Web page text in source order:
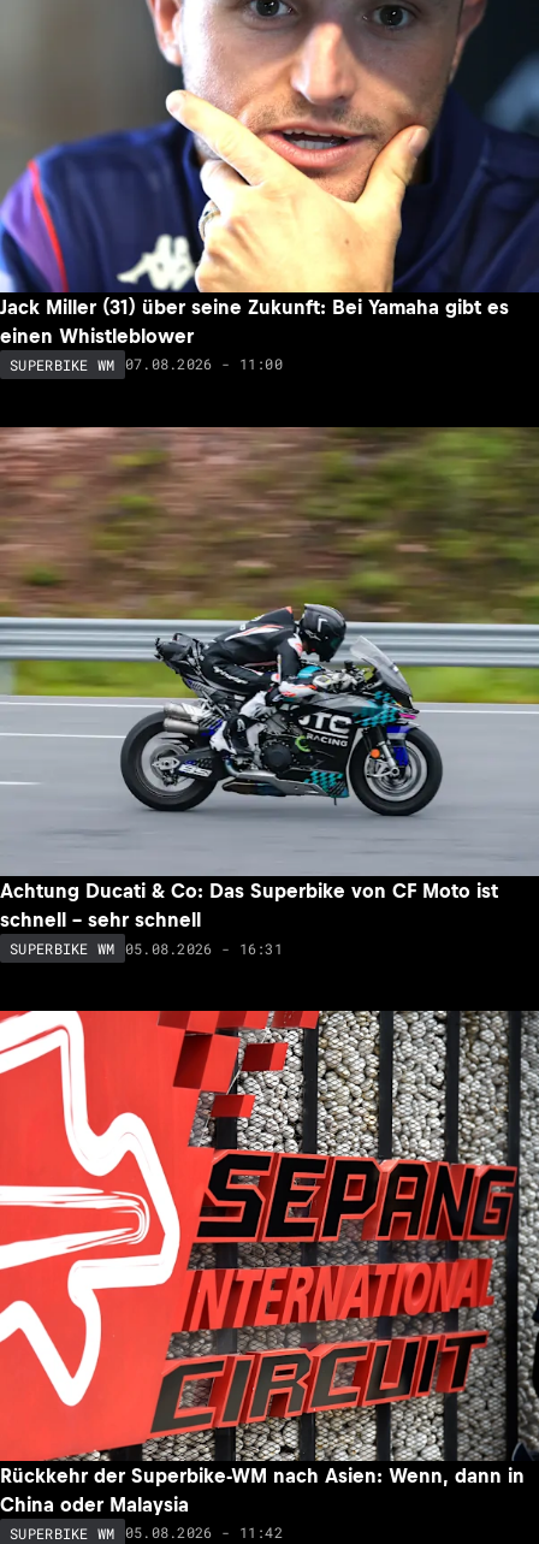
Jack Miller (31) über seine Zukunft: Bei Yamaha gibt es
einen Whistleblower
SUPERBIKE WM 07.08.2026 - 11:00
Achtung Ducati & Co: Das Superbike von CF Moto ist
schnell – sehr schnell
SUPERBIKE WM 05.08.2026 - 16:31
Rückkehr der Superbike-WM nach Asien: Wenn, dann in
China oder Malaysia
SUPERBIKE WM 05.08.2026 - 11:42